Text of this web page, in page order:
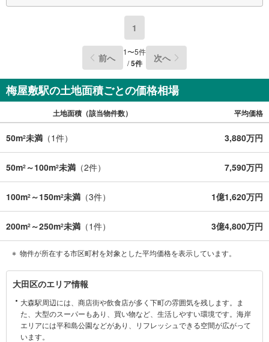
事前に鍵の手配が必要な場合がありますので、お早目にご連絡をいただけ
■資金のご相談もお気軽にどうぞ！
ライフプラン作成や住宅ローンはどこの銀行がいい？適切な借入額は？な
どご質問にもFPがしっかりとお答えいたします
■キッズスペースもご用意
実させておりますので、ご安心下さい
■お客様駐車場をご用意しております
詳しくはスタッフよりお伝えさせて頂きます
弊社が会員様のみにご提供する先行公開物件も多数ご提案いたします。ホ
ームページにて会員登録ください
資料請求は【下部のオレンジ色資料請求ボタン】よりお問い合わせくださ
い
1
前へ 1〜5件
/5件 次へ
梅屋敷駅の土地面積ごとの価格相場
土地面積（該当物件数） 平均価格
50m2未満 （1件） 3,880万円
50m2 ～100m2未満 （2件） 7,590万円
100m2 ～150m2未満 （3件） 1億1,620万円
200m2 ～250m2未満 （1件） 3億4,800万円
物件が所在する市区町村を対象とした平均価格を表示しています。
大
田
区
に
大田区のエリア情報
大森駅周辺には、商店街や飲食店が多く下町の雰囲気を残します。ま
た、大型のスーパーもあり、買い物など、生活しやすい環境です。海岸
エリアには平和島公園などがあり、リフレッシュできる空間が広がって
います。